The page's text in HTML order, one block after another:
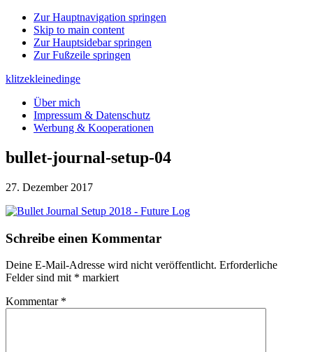
Zur Hauptnavigation springen
Skip to main content
Zur Hauptsidebar springen
Zur Fußzeile springen
klitzekleinedinge
Über mich
Impressum & Datenschutz
Werbung & Kooperationen
bullet-journal-setup-04
27. Dezember 2017
Leser-
Schreibe einen Kommentar
Deine E-Mail-Adresse wird nicht veröffentlicht. Erforderliche
Felder sind mit * markiert
Kommentar *